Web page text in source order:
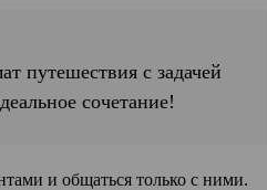
путешествия с задачей
сочетание!
и общаться только с ними.